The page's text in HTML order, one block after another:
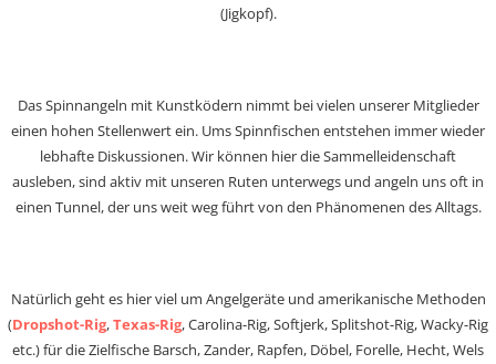
(Jigkopf).
Das Spinnangeln mit Kunstködern nimmt bei vielen unserer Mitglieder
einen hohen Stellenwert ein. Ums Spinnfischen entstehen immer wieder
lebhafte Diskussionen. Wir können hier die Sammelleidenschaft
ausleben, sind aktiv mit unseren Ruten unterwegs und angeln uns oft in
einen Tunnel, der uns weit weg führt von den Phänomenen des Alltags.
Natürlich geht es hier viel um Angelgeräte und amerikanische Methoden
(Dropshot-Rig,Texas-Rig, Carolina-Rig, Softjerk, Splitshot-Rig, Wacky-Rig
etc.) für die Zielfische Barsch, Zander, Rapfen, Döbel, Forelle, Hecht, Wels